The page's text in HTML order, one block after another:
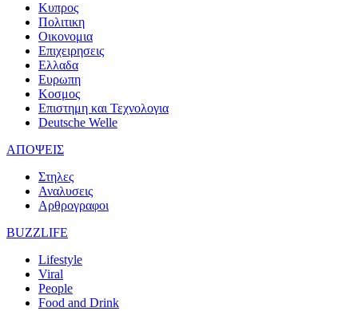
Κυπρος
Πολιτικη
Οικονομια
Επιχειρησεις
Ελλαδα
Ευρωπη
Κοσμος
Επιστημη και Τεχνολογια
Deutsche Welle
ΑΠΟΨΕΙΣ
Στηλες
Αναλυσεις
Αρθρογραφοι
BUZZLIFE
Lifestyle
Viral
People
Food and Drink